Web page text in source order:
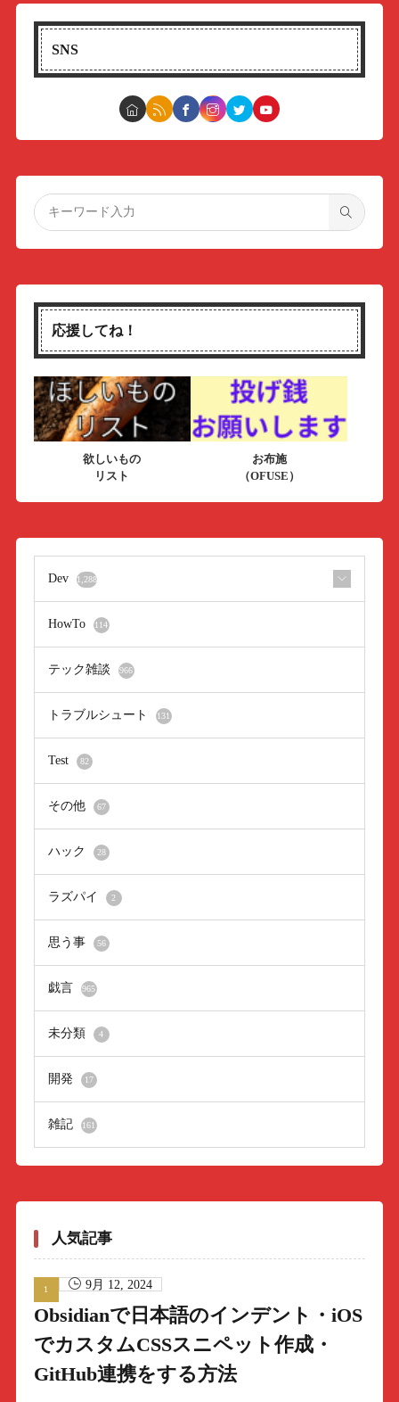
SNS
応援してね！
欲しいもの
リスト
お布施
（OFUSE）
Dev 1,288
HowTo 114
テック雑談 966
トラブルシュート 131
Test 82
その他 67
ハック 28
ラズパイ 2
思う事 56
戯言 965
未分類 4
開発 17
雑記 161
人気記事
9月 12, 2024
Obsidianで日本語のインデント・iOS
でカスタムCSSスニペット作成・
GitHub連携をする方法